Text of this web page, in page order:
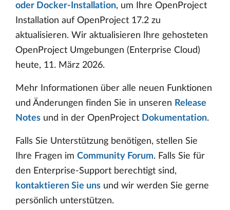
oder Docker-Installation, um Ihre OpenProject
Installation auf OpenProject 17.2 zu
aktualisieren. Wir aktualisieren Ihre gehosteten
OpenProject Umgebungen (Enterprise Cloud)
heute, 11. März 2026.
Mehr Informationen über alle neuen Funktionen
und Änderungen finden Sie in unseren Release
Notes und in der OpenProject Dokumentation.
Falls Sie Unterstützung benötigen, stellen Sie
Ihre Fragen im Community Forum. Falls Sie für
den Enterprise-Support berechtigt sind,
kontaktieren Sie uns und wir werden Sie gerne
persönlich unterstützen.